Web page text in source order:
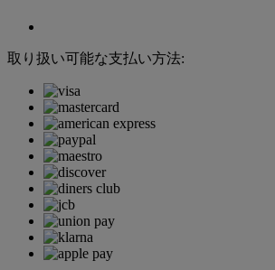
取り扱い可能な支払い方法: